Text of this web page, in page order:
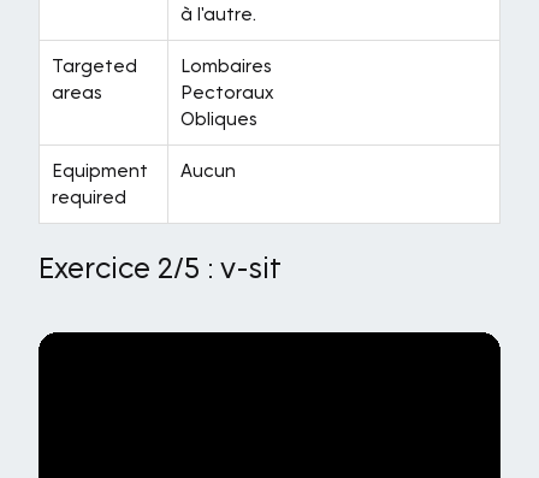
à l'autre.
Targeted
areas
Lombaires
Pectoraux
Obliques
Equipment
required
Aucun
Exercice 2/5 : v-sit